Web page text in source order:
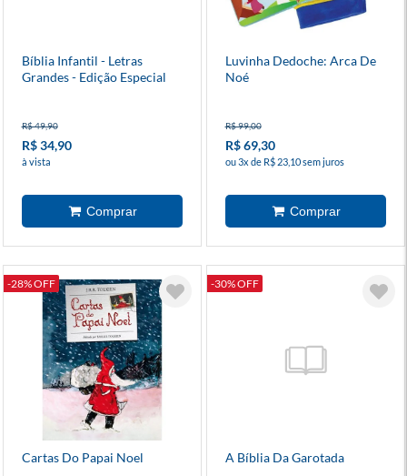
Bíblia Infantil - Letras
Grandes - Edição Especial
R$ 49,90
R$ 34,90
à vista
Luvinha Dedoche: Arca De
Noé
R$ 99,00
R$ 69,30
ou 3x de R$ 23,10 sem juros
-28% OFF
Cartas Do Papai Noel
-30% OFF
A Bíblia Da Garotada